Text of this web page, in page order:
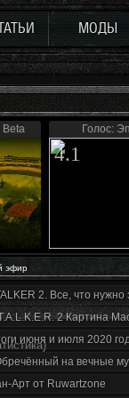
МОДЫ
Beta Голос:
4.1
эфир
2. Все, что нужно
2 Картина
июня и июля 2020
на вечные
Арт от Ruwartzone